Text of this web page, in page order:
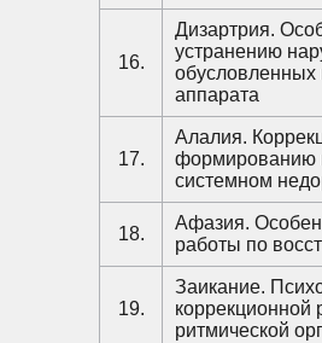
16.
Дизартрия.
устранению
обусловленных
аппарата
17.
Алалия.
формированию
системном
18.
Афазия.
работы по
19.
Заикание.
коррекционной
ритмической